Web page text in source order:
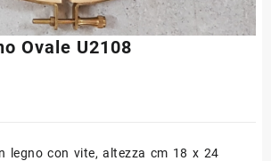
Ovale U2108
legno con vite, altezza cm 18 x 24